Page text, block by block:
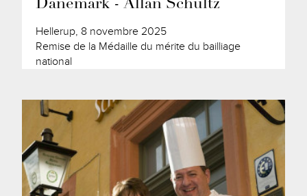
Danemark - Allan Schultz
Hellerup, 8 novembre 2025
Remise de la Médaille du mérite du bailliage
national